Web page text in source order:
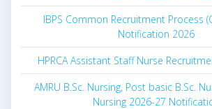
IBPS Common Recruitment Process
Notification 2026
HPRCA Assistant Staff Nurse
AMRU B.Sc. Nursing, Post basic B.Sc.
Nursing 2026-27